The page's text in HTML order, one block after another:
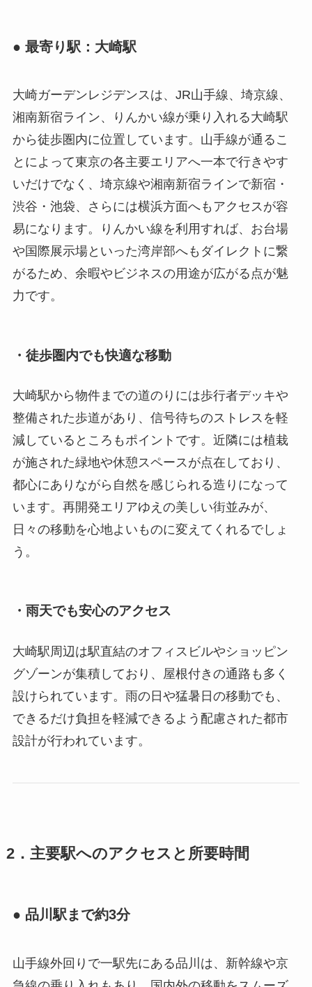
● 最寄り駅：大崎駅
大崎ガーデンレジデンスは、JR山手線、埼京線、
湘南新宿ライン、りんかい線が乗り入れる大崎駅
から徒歩圏内に位置しています。山手線が通るこ
とによって東京の各主要エリアへ一本で行きやす
いだけでなく、埼京線や湘南新宿ラインで新宿・
渋谷・池袋、さらには横浜方面へもアクセスが容
易になります。りんかい線を利用すれば、お台場
や国際展示場といった湾岸部へもダイレクトに繋
がるため、余暇やビジネスの用途が広がる点が魅
力です。
・徒歩圏内でも快適な移動
大崎駅から物件までの道のりには歩行者デッキや
整備された歩道があり、信号待ちのストレスを軽
減しているところもポイントです。近隣には植栽
が施された緑地や休憩スペースが点在しており、
都心にありながら自然を感じられる造りになって
います。再開発エリアゆえの美しい街並みが、
日々の移動を心地よいものに変えてくれるでしょ
う。
・雨天でも安心のアクセス
大崎駅周辺は駅直結のオフィスビルやショッピン
グゾーンが集積しており、屋根付きの通路も多く
設けられています。雨の日や猛暑日の移動でも、
できるだけ負担を軽減できるよう配慮された都市
設計が行われています。
2．主要駅へのアクセスと所要時間
● 品川駅まで約3分
山手線外回りで一駅先にある品川は、新幹線や京